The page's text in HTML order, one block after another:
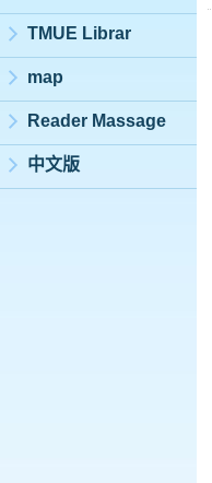
TMUE Librar
map
Reader Massage
中文版